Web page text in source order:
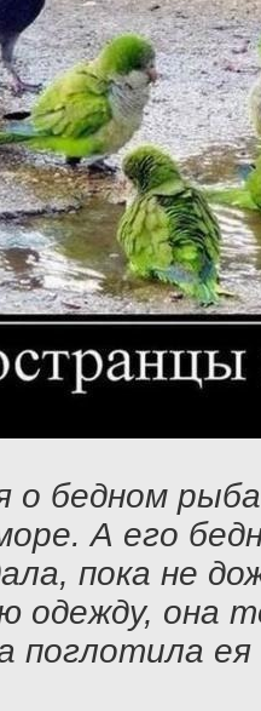
о бедном
А его
пока не
одежду, она
поглотила